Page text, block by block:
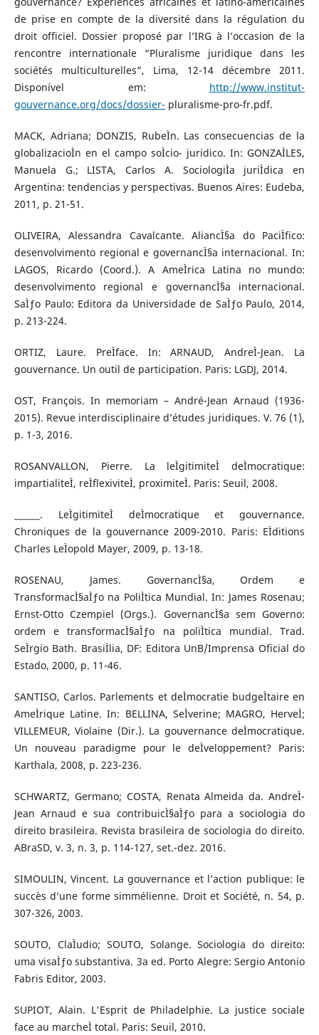
de prise en compte de la diversité dans la régulation du
droit officiel. Dossier proposé par l’IRG à l’occasion de la
rencontre internationale “Pluralisme juridique dans les
sociétés multiculturelles”, Lima, 12-14 décembre 2011.
Disponível em: http://www.institut-
gouvernance.org/docs/dossier- pluralisme-pro-fr.pdf.
MACK, Adriana; DONZIS, RubeÌn. Las consecuencias de la
globalizacioÌn en el campo soÌcio- juridico. In: GONZAÌLES,
Manuela G.; LISTA, Carlos A. SociologiÌa juriÌdica en
Argentina: tendencias y perspectivas. Buenos Aires: Eudeba,
2011, p. 21-51.
OLIVEIRA, Alessandra Cavalcante. AliancÌ§a do PaciÌfico:
desenvolvimento regional e governancÌ§a internacional. In:
LAGOS, Ricardo (Coord.). A AmeÌrica Latina no mundo:
desenvolvimento regional e governancÌ§a internacional.
SaÌƒo Paulo: Editora da Universidade de SaÌƒo Paulo, 2014,
p. 213-224.
ORTIZ, Laure. PreÌface. In: ARNAUD, AndreÌ-Jean. La
gouvernance. Un outil de participation. Paris: LGDJ, 2014.
OST, François. In memoriam – André-Jean Arnaud (1936-
2015). Revue interdisciplinaire d’études juridiques. V. 76 (1),
p. 1-3, 2016.
ROSANVALLON, Pierre. La leÌgitimiteÌ deÌmocratique:
impartialiteÌ, reÌflexiviteÌ, proximiteÌ. Paris: Seuil, 2008.
______. LeÌgitimiteÌ deÌmocratique et gouvernance.
Chroniques de la gouvernance 2009-2010. Paris: EÌditions
Charles LeÌopold Mayer, 2009, p. 13-18.
ROSENAU, James. GovernancÌ§a, Ordem e
TransformacÌ§aÌƒo na PoliÌtica Mundial. In: James Rosenau;
Ernst-Otto Czempiel (Orgs.). GovernancÌ§a sem Governo:
ordem e transformacÌ§aÌƒo na poliÌtica mundial. Trad.
SeÌrgio Bath. BrasiÌlia, DF: Editora UnB/Imprensa Oficial do
Estado, 2000, p. 11-46.
SANTISO, Carlos. Parlements et deÌmocratie budgeÌtaire en
AmeÌrique Latine. In: BELLINA, SeÌverine; MAGRO, HerveÌ;
VILLEMEUR, Violaine (Dir.). La gouvernance deÌmocratique.
Un nouveau paradigme pour le deÌveloppement? Paris:
Karthala, 2008, p. 223-236.
SCHWARTZ, Germano; COSTA, Renata Almeida da. AndreÌ-
Jean Arnaud e sua contribuicÌ§aÌƒo para a sociologia do
direito brasileira. Revista brasileira de sociologia do direito.
ABraSD, v. 3, n. 3, p. 114-127, set.-dez. 2016.
SIMOULIN, Vincent. La gouvernance et l’action publique: le
succès d’une forme simmélienne. Droit et Société, n. 54, p.
307-326, 2003.
SOUTO, ClaÌudio; SOUTO, Solange. Sociologia do direito:
uma visaÌƒo substantiva. 3a ed. Porto Alegre: Sergio Antonio
Fabris Editor, 2003.
SUPIOT, Alain. L'Esprit de Philadelphie. La justice sociale
face au marcheÌ total. Paris: Seuil, 2010.